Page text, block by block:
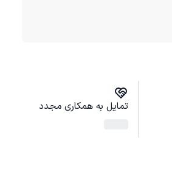
تمایل به همکاری مجدد